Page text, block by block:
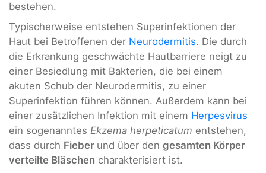
bestehen.
Typischerweise entstehen Superinfektionen der
Haut bei Betroffenen der Neurodermitis. Die durch
die Erkrankung geschwächte Hautbarriere neigt zu
einer Besiedlung mit Bakterien, die bei einem
akuten Schub der Neurodermitis, zu einer
Superinfektion führen können. Außerdem kann bei
einer zusätzlichen Infektion mit einem Herpesvirus
ein sogenanntes Ekzema herpeticatum entstehen,
dass durch Fieber und über den gesamten Körper
verteilte Bläschen charakterisiert ist.